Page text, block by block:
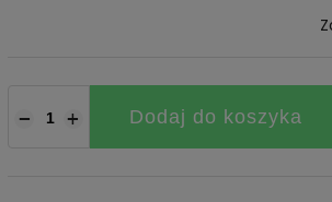
+
− Dodaj do koszyka